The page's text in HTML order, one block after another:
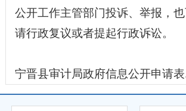
公开工作主管部门投诉、举报，
请行政复议或者提起行政诉讼。
宁晋县审计局政府信息公开申请